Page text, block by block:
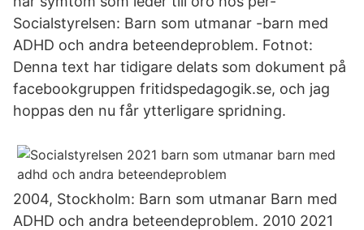
Socialstyrelsen: Barn som utmanar -barn med
ADHD och andra beteendeproblem. Fotnot:
Denna text har tidigare delats som dokument på
facebookgruppen fritidspedagogik.se, och jag
hoppas den nu får ytterligare spridning.
2004, Stockholm: Barn som utmanar Barn med
ADHD och andra beteendeproblem. 2010 2021